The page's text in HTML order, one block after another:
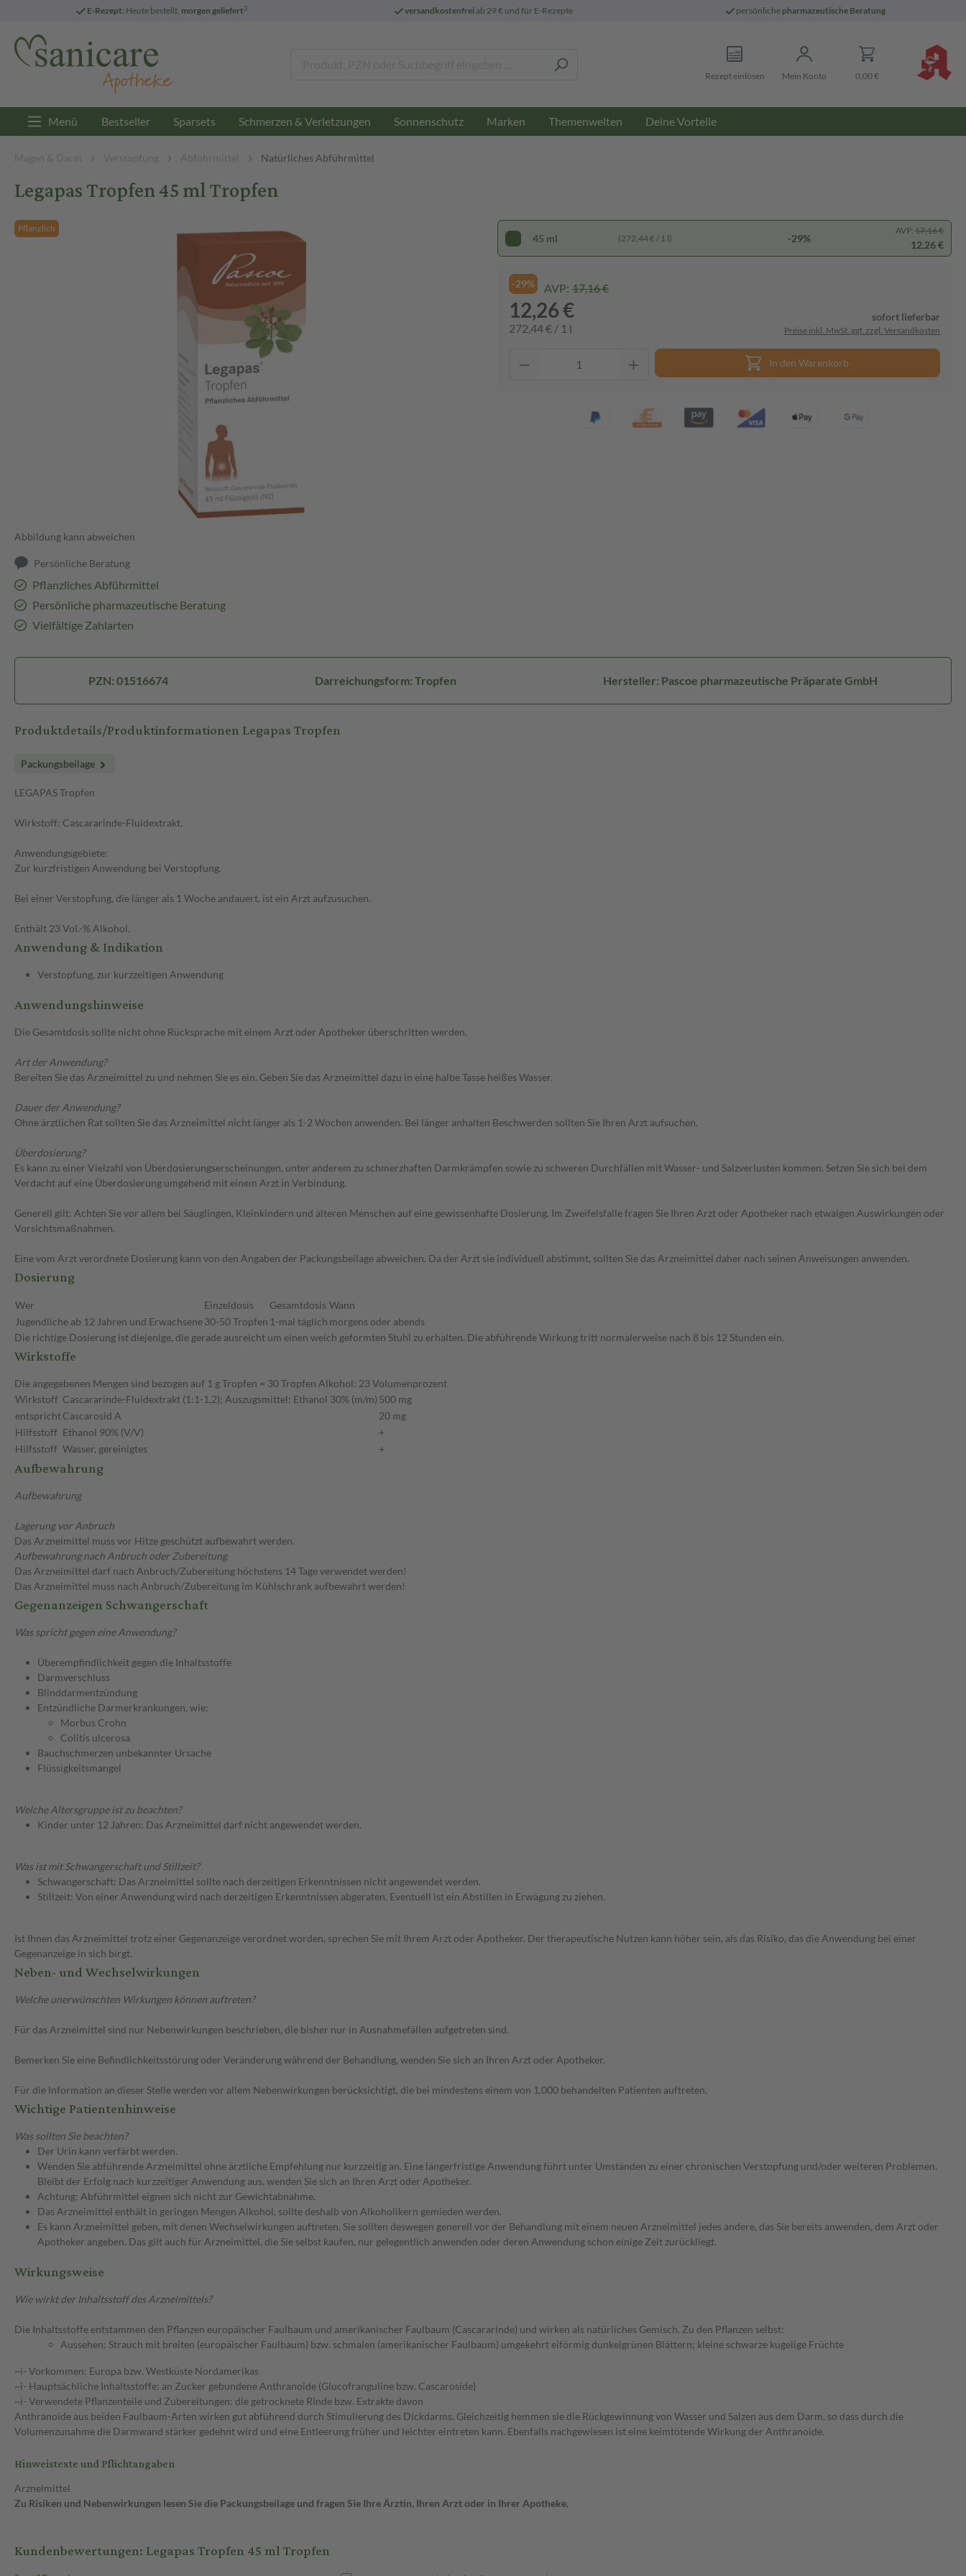
E-Rezept: Heute bestellt, morgen geliefert3 versandkostenfreiab 29 € und für E-Rezepte persönliche pharmazeutische Beratung
Rezept einlösen Mein Konto 0,00 €
Menü Bestseller Sparsets Schmerzen & Verletzungen Sonnenschutz Marken Themenwelten Deine Vorteile
Magen & Darm Verstopfung Abführmittel Natürliches Abführmittel
Legapas Tropfen 45 ml Tropfen
Pflanzlich
Abbildung kann abweichen
Persönliche Beratung
Pflanzliches Abführmittel
Persönliche pharmazeutische Beratung
Vielfältige Zahlarten
45 ml (272,44 € / 1 l) -29%
AVP: 17,16 €
12,26 €
-29% AVP: 17,16 €
12,26 €
272,44 € / 1 l
sofort lieferbar
Preise inkl. MwSt. ggf. zzgl. Versandkosten
In den Warenkorb
PZN: 01516674 Darreichungsform: Tropfen Hersteller: Pascoe pharmazeutische Präparate GmbH
Produktdetails/Produktinformationen Legapas Tropfen
Packungsbeilage
LEGAPAS Tropfen
Wirkstoff: Cascararinde-Fluidextrakt.
Anwendungsgebiete:
Zur kurzfristigen Anwendung bei Verstopfung.
Bei einer Verstopfung, die länger als 1 Woche andauert, ist ein Arzt aufzusuchen.
Enthält 23 Vol.-% Alkohol.
Anwendung & Indikation
Verstopfung, zur kurzzeitigen Anwendung
Anwendungshinweise
Die Gesamtdosis sollte nicht ohne Rücksprache mit einem Arzt oder Apotheker überschritten werden.
Art der Anwendung?
Bereiten Sie das Arzneimittel zu und nehmen Sie es ein. Geben Sie das Arzneimittel dazu in eine halbe Tasse heißes Wasser.
Dauer der Anwendung?
Ohne ärztlichen Rat sollten Sie das Arzneimittel nicht länger als 1-2 Wochen anwenden. Bei länger anhalten Beschwerden sollten Sie Ihren Arzt aufsuchen.
Überdosierung?
Es kann zu einer Vielzahl von Überdosierungserscheinungen, unter anderem zu schmerzhaften Darmkrämpfen sowie zu schweren Durchfällen mit Wasser- und Salzverlusten kommen. Setzen Sie sich bei dem
Verdacht auf eine Überdosierung umgehend mit einem Arzt in Verbindung.
Generell gilt: Achten Sie vor allem bei Säuglingen, Kleinkindern und älteren Menschen auf eine gewissenhafte Dosierung. Im Zweifelsfalle fragen Sie Ihren Arzt oder Apotheker nach etwaigen Auswirkungen oder
Vorsichtsmaßnahmen.
Eine vom Arzt verordnete Dosierung kann von den Angaben der Packungsbeilage abweichen. Da der Arzt sie individuell abstimmt, sollten Sie das Arzneimittel daher nach seinen Anweisungen anwenden.
Dosierung
Wer Einzeldosis Gesamtdosis Wann
Jugendliche ab 12 Jahren und Erwachsene30-50 Tropfen 1-mal täglich morgens oder abends
Die richtige Dosierung ist diejenige, die gerade ausreicht um einen weich geformten Stuhl zu erhalten. Die abführende Wirkung tritt normalerweise nach 8 bis 12 Stunden ein.
Wirkstoffe
Die angegebenen Mengen sind bezogen auf 1 g Tropfen = 30 Tropfen Alkohol: 23 Volumenprozent
Wirkstoff Cascararinde-Fluidextrakt (1:1-1,2); Auszugsmittel: Ethanol 30% (m/m) 500 mg
entsprichtCascarosid A
20 mg
Hilfsstoff Ethanol 90% (V/V)
+
Hilfsstoff Wasser, gereinigtes +
Aufbewahrung
Aufbewahrung
Lagerung vor Anbruch
Das Arzneimittel muss vor Hitze geschützt aufbewahrt werden.
Aufbewahrung nach Anbruch oder Zubereitung
Das Arzneimittel darf nach Anbruch/Zubereitung höchstens 14 Tage verwendet werden!
Das Arzneimittel muss nach Anbruch/Zubereitung im Kühlschrank aufbewahrt werden!
Gegenanzeigen Schwangerschaft
Was spricht gegen eine Anwendung?
Überempfindlichkeit gegen die Inhaltsstoffe
Darmverschluss
Blinddarmentzündung
Entzündliche Darmerkrankungen, wie:
Morbus Crohn
Colitis ulcerosa
Bauchschmerzen unbekannter Ursache
Flüssigkeitsmangel
Welche Altersgruppe ist zu beachten?
Kinder unter 12 Jahren: Das Arzneimittel darf nicht angewendet werden.
Was ist mit Schwangerschaft und Stillzeit?
Schwangerschaft: Das Arzneimittel sollte nach derzeitigen Erkenntnissen nicht angewendet werden.
Stillzeit: Von einer Anwendung wird nach derzeitigen Erkenntnissen abgeraten. Eventuell ist ein Abstillen in Erwägung zu ziehen.
Ist Ihnen das Arzneimittel trotz einer Gegenanzeige verordnet worden, sprechen Sie mit Ihrem Arzt oder Apotheker. Der therapeutische Nutzen kann höher sein, als das Risiko, das die Anwendung bei einer
Gegenanzeige in sich birgt.
Neben- und Wechselwirkungen
Welche unerwünschten Wirkungen können auftreten?
Für das Arzneimittel sind nur Nebenwirkungen beschrieben, die bisher nur in Ausnahmefällen aufgetreten sind.
Bemerken Sie eine Befindlichkeitsstörung oder Veränderung während der Behandlung, wenden Sie sich an Ihren Arzt oder Apotheker.
Für die Information an dieser Stelle werden vor allem Nebenwirkungen berücksichtigt, die bei mindestens einem von 1.000 behandelten Patienten auftreten.
Wichtige Patientenhinweise
Was sollten Sie beachten?
Der Urin kann verfärbt werden.
Wenden Sie abführende Arzneimittel ohne ärztliche Empfehlung nur kurzzeitig an. Eine längerfristige Anwendung führt unter Umständen zu einer chronischen Verstopfung und/oder weiteren Problemen.
Bleibt der Erfolg nach kurzzeitiger Anwendung aus, wenden Sie sich an Ihren Arzt oder Apotheker.
Achtung: Abführmittel eignen sich nicht zur Gewichtabnahme.
Das Arzneimittel enthält in geringen Mengen Alkohol, sollte deshalb von Alkoholikern gemieden werden.
Es kann Arzneimittel geben, mit denen Wechselwirkungen auftreten. Sie sollten deswegen generell vor der Behandlung mit einem neuen Arzneimittel jedes andere, das Sie bereits anwenden, dem Arzt oder
Apotheker angeben. Das gilt auch für Arzneimittel, die Sie selbst kaufen, nur gelegentlich anwenden oder deren Anwendung schon einige Zeit zurückliegt.
Wirkungsweise
Wie wirkt der Inhaltsstoff des Arzneimittels?
Die Inhaltsstoffe entstammen den Pflanzen europäischer Faulbaum und amerikanischer Faulbaum (Cascararinde) und wirken als natürliches Gemisch. Zu den Pflanzen selbst:
Aussehen: Strauch mit breiten (europäischer Faulbaum) bzw. schmalen (amerikanischer Faulbaum) umgekehrt eiförmig dunkelgrünen Blättern; kleine schwarze kugelige Früchte
~i- Vorkommen: Europa bzw. Westküste Nordamerikas
~i- Hauptsächliche Inhaltsstoffe: an Zucker gebundene Anthranoide (Glucofranguline bzw. Cascaroside)
~i- Verwendete Pflanzenteile und Zubereitungen: die getrocknete Rinde bzw. Extrakte davon
Anthranoide aus beiden Faulbaum-Arten wirken gut abführend durch Stimulierung des Dickdarms. Gleichzeitig hemmen sie die Rückgewinnung von Wasser und Salzen aus dem Darm, so dass durch die
Volumenzunahme die Darmwand stärker gedehnt wird und eine Entleerung früher und leichter eintreten kann. Ebenfalls nachgewiesen ist eine keimtötende Wirkung der Anthranoide.
Hinweistexte und Pflichtangaben
Arzneimittel
Zu Risiken und Nebenwirkungen lesen Sie die Packungsbeilage und fragen Sie Ihre Ärztin, Ihren Arzt oder in Ihrer Apotheke.
Kundenbewertungen: Legapas Tropfen 45 ml Tropfen